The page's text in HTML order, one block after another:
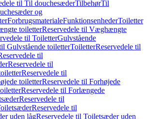
til Til douchesæderTilbehørTil
og
ForbrugsmaterialeFunktionsenhederToiletter
toiletterReservedele til Væghængte
til ToiletterGulvstående
Gulvstående toiletterToiletterReservedele til
til
Reservedele til
Reservedele til
toiletterReservedele til Forhøjede
Reservedele til Forlængede
Reservedele til
Reservedele til
uden lågReservedele til Toiletsæder uden